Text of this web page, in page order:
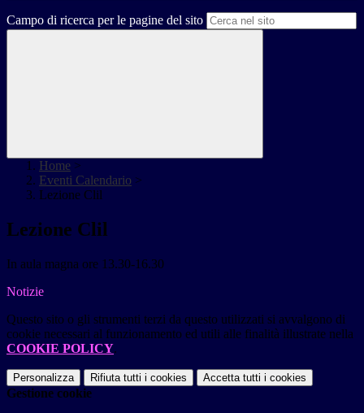
Campo di ricerca per le pagine del sito
Home >
Eventi Calendario >
Lezione Clil
Lezione Clil
In aula magna ore 13.30-16.30
Notizie
Questo sito o gli strumenti terzi da questo utilizzati si avvalgono di
cookie necessari al funzionamento ed utili alle finalità illustrate nella
COOKIE POLICY.
Personalizza Rifiuta tutti i cookies Accetta tutti i cookies
Gestione cookie